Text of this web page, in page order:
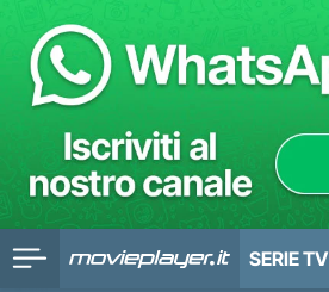
SERIE TV